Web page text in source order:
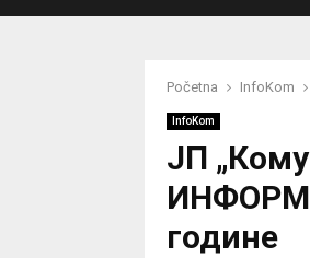
Početna InfoKom
InfoKom
ЈП
године